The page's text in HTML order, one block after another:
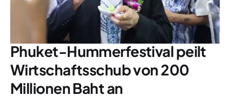
Phuket-Hummerfestival peilt
Wirtschaftsschub von 200
Millionen Baht an